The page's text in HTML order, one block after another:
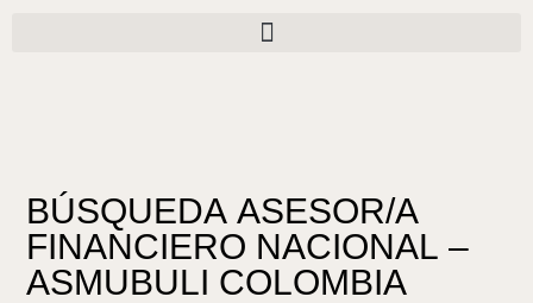
BÚSQUEDA ASESOR/A
FINANCIERO NACIONAL –
ASMUBULI COLOMBIA